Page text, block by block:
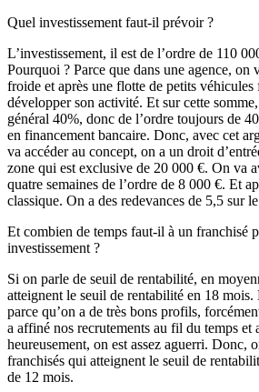
Quel investissement faut-il prévoir ?
L’investissement, il est de l’ordre de 110
Pourquoi ? Parce que dans une agence, on
froide et après une flotte de petits
développer son activité. Et sur cette
général 40%, donc de l’ordre toujours de
en financement bancaire. Donc, avec cet
va accéder au concept, on a un droit
zone qui est exclusive de 20 000 €. On va
quatre semaines de l’ordre de 8 000 €. Et
classique. On a des redevances de 5,5 sur
Et combien de temps faut-il à un franchisé
investissement ?
Si on parle de seuil de rentabilité, en
atteignent le seuil de rentabilité en 18 mois.
parce qu’on a de très bons profils,
a affiné nos recrutements au fil du temps et
heureusement, on est assez aguerri. Donc,
franchisés qui atteignent le seuil de
de 12 mois.